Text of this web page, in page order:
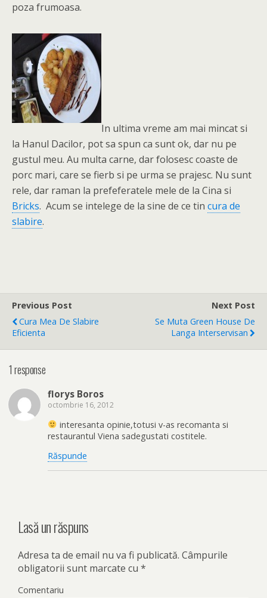
poza frumoasa.
In ultima vreme am mai mincat si
la Hanul Dacilor, pot sa spun ca sunt ok, dar nu pe
gustul meu. Au multa carne, dar folosesc coaste de
porc mari, care se fierb si pe urma se prajesc. Nu sunt
rele, dar raman la prefeferatele mele de la Cina si
Bricks. Acum se intelege de la sine de ce tin cura de
slabire.
Previous Post
Cura Mea De Slabire
Eficienta
Next Post
Se Muta Green House De
Langa Interservisan
1 response
florys Boros
octombrie 16, 2012
interesanta opinie,totusi v-as recomanta si
restaurantul Viena sadegustati costitele.
Răspunde
Lasă un răspuns
Adresa ta de email nu va fi publicată. Câmpurile
obligatorii sunt marcate cu *
Comentariu